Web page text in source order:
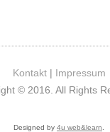
Kontakt| Impressum
© 2016. All Rights
Designed by 4u web&learn